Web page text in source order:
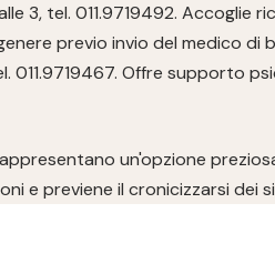
3, tel. 011.9719492. Accoglie
previo invio del medico di
011.9719467. Offre supporto
un'opzione
e previene il cronicizzarsi dei